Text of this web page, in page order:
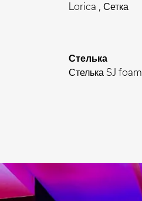
Lorica , Сетка
Стелька
Стелька SJ foam